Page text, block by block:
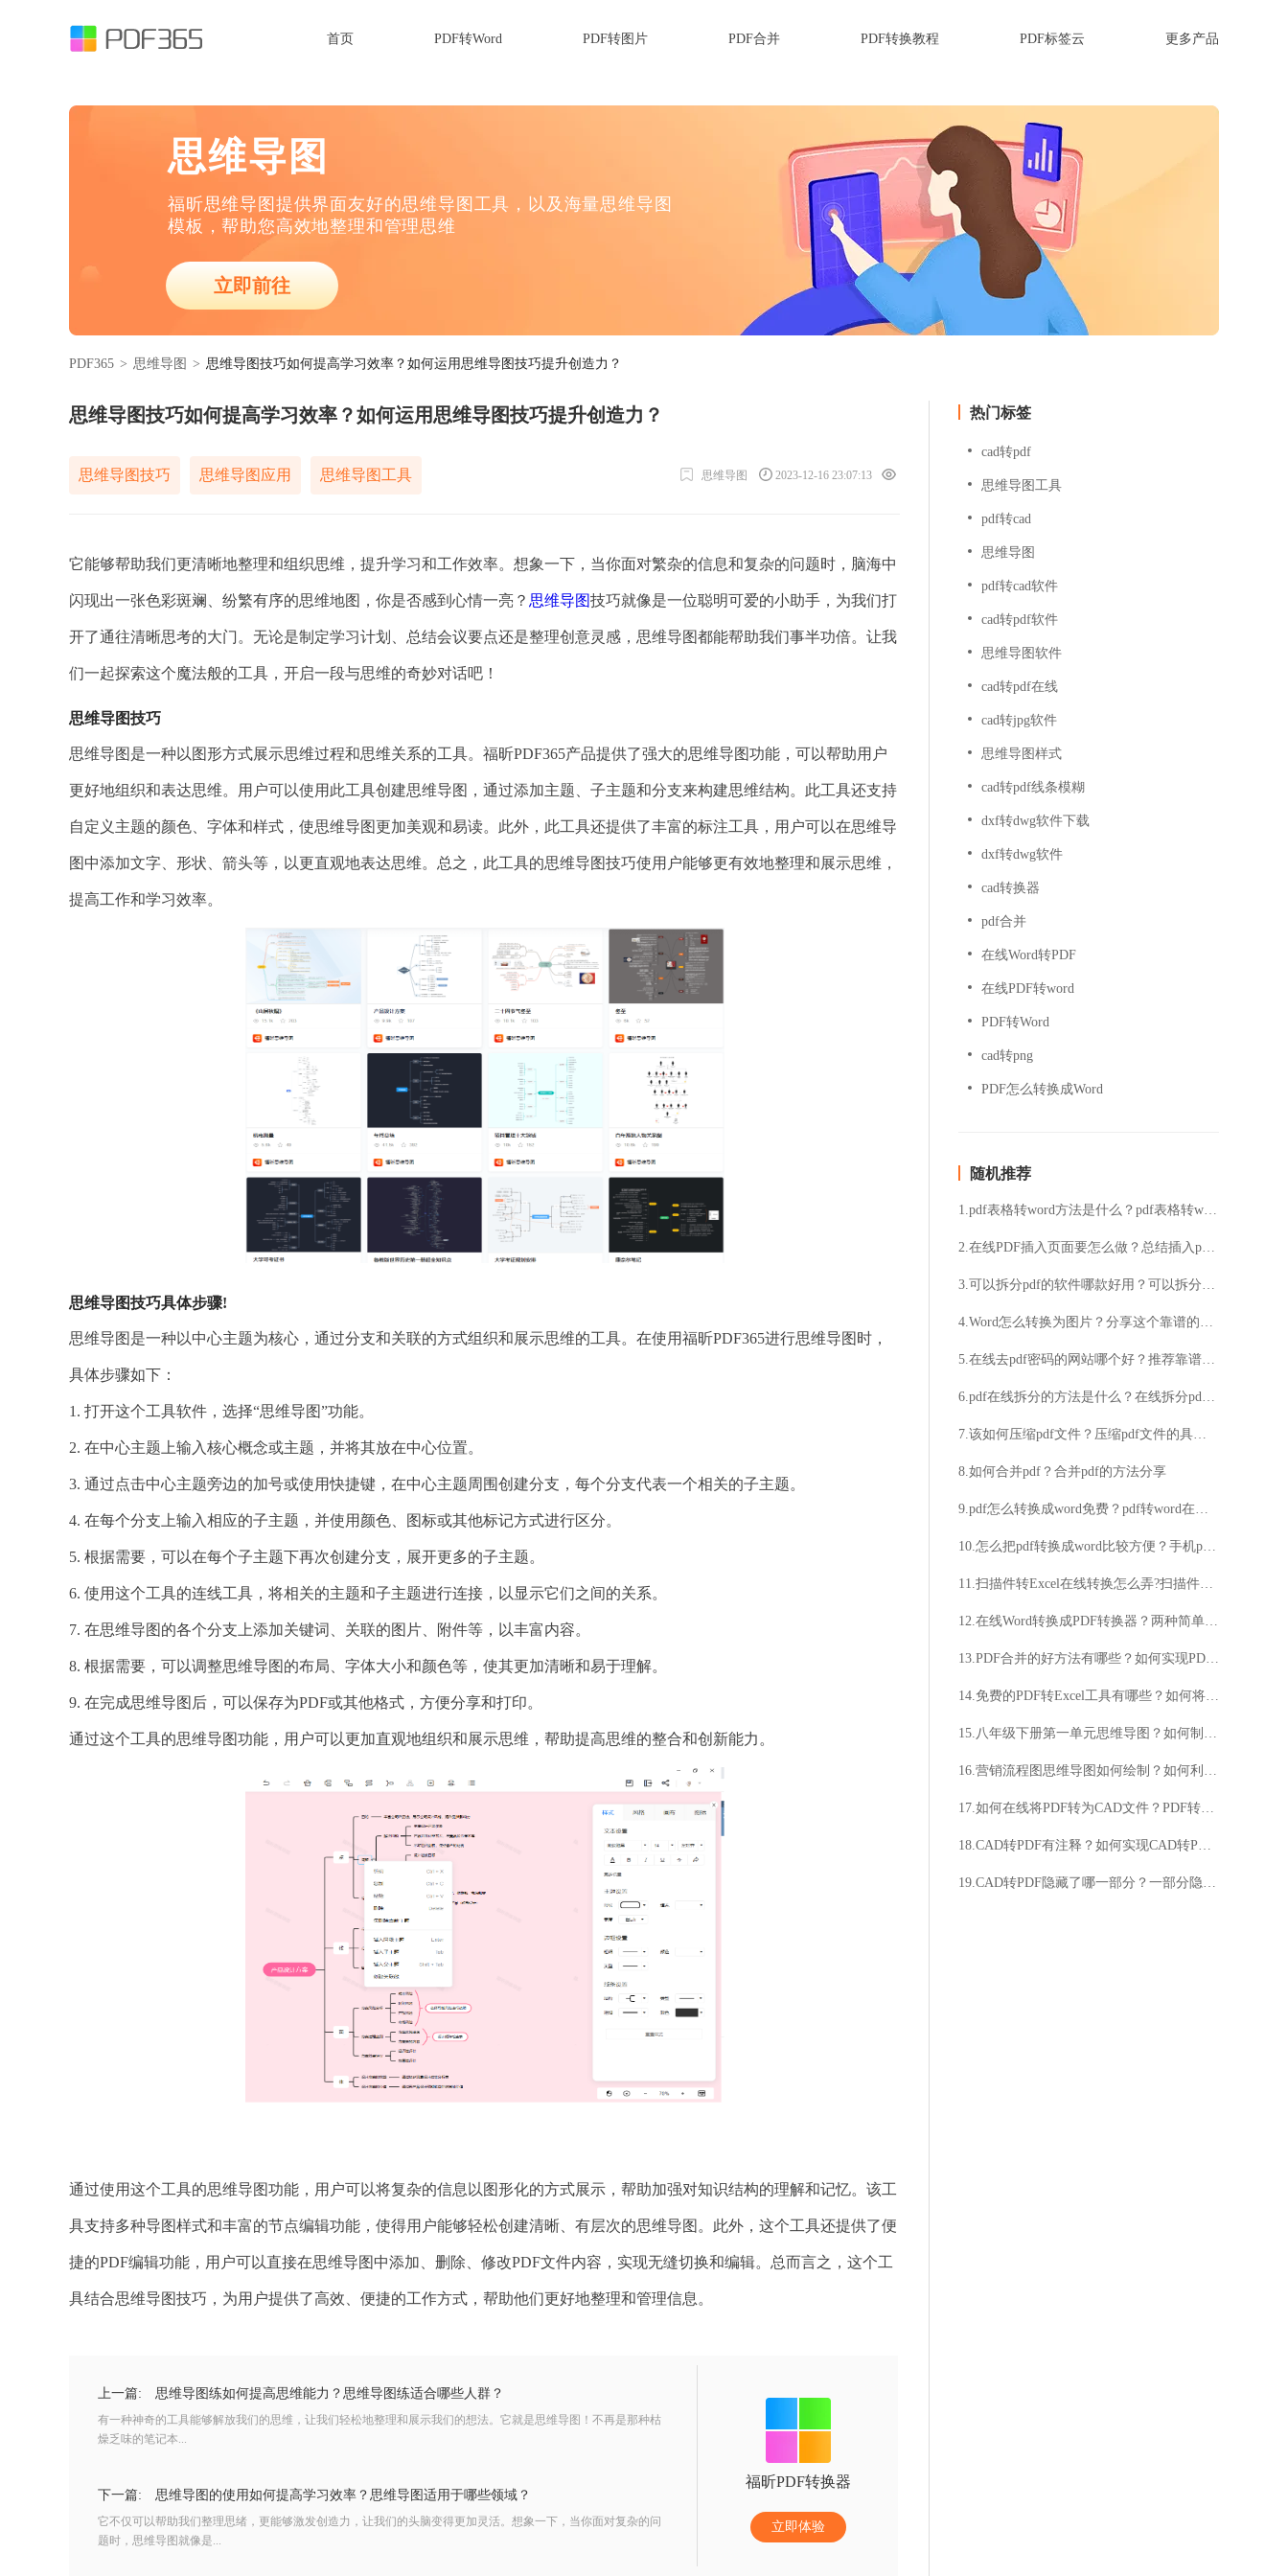
首页 PDF转Word PDF转图片 PDF合并 PDF转换教程 PDF标签云 更多产品
思维导图
福昕思维导图提供界面友好的思维导图工具，以及海量思维导图
模板，帮助您高效地整理和管理思维
立即前往
PDF365 > 思维导图 > 思维导图技巧如何提高学习效率？如何运用思维导图技巧提升创造力？
思维导图技巧如何提高学习效率？如何运用思维导图技巧提升创造力？
思维导图技巧 思维导图应用 思维导图工具 思维导图 2023-12-16 23:07:13
它能够帮助我们更清晰地整理和组织思维，提升学习和工作效率。想象一下，当你面对繁杂的信息和复杂的问题时，脑海中
闪现出一张色彩斑斓、纷繁有序的思维地图，你是否感到心情一亮？ 思维导图技巧就像是一位聪明可爱的小助手，为我们打
开了通往清晰思考的大门。无论是制定学习计划、总结会议要点还是整理创意灵感，思维导图都能帮助我们事半功倍。让我
们一起探索这个魔法般的工具，开启一段与思维的奇妙对话吧！
思维导图技巧
思维导图是一种以图形方式展示思维过程和思维关系的工具。福昕PDF365产品提供了强大的思维导图功能，可以帮助用户
更好地组织和表达思维。用户可以使用此工具创建思维导图，通过添加主题、子主题和分支来构建思维结构。此工具还支持
自定义主题的颜色、字体和样式，使思维导图更加美观和易读。此外，此工具还提供了丰富的标注工具，用户可以在思维导
图中添加文字、形状、箭头等，以更直观地表达思维。总之，此工具的思维导图技巧使用户能够更有效地整理和展示思维，
提高工作和学习效率。
思维导图技巧具体步骤!
思维导图是一种以中心主题为核心，通过分支和关联的方式组织和展示思维的工具。在使用福昕PDF365进行思维导图时，
具体步骤如下：
1. 打开这个工具软件，选择“思维导图”功能。
2. 在中心主题上输入核心概念或主题，并将其放在中心位置。
3. 通过点击中心主题旁边的加号或使用快捷键，在中心主题周围创建分支，每个分支代表一个相关的子主题。
4. 在每个分支上输入相应的子主题，并使用颜色、图标或其他标记方式进行区分。
5. 根据需要，可以在每个子主题下再次创建分支，展开更多的子主题。
6. 使用这个工具的连线工具，将相关的主题和子主题进行连接，以显示它们之间的关系。
7. 在思维导图的各个分支上添加关键词、关联的图片、附件等，以丰富内容。
8. 根据需要，可以调整思维导图的布局、字体大小和颜色等，使其更加清晰和易于理解。
9. 在完成思维导图后，可以保存为PDF或其他格式，方便分享和打印。
通过这个工具的思维导图功能，用户可以更加直观地组织和展示思维，帮助提高思维的整合和创新能力。
通过使用这个工具的思维导图功能，用户可以将复杂的信息以图形化的方式展示，帮助加强对知识结构的理解和记忆。该工
具支持多种导图样式和丰富的节点编辑功能，使得用户能够轻松创建清晰、有层次的思维导图。此外，这个工具还提供了便
捷的PDF编辑功能，用户可以直接在思维导图中添加、删除、修改PDF文件内容，实现无缝切换和编辑。总而言之，这个工
具结合思维导图技巧，为用户提供了高效、便捷的工作方式，帮助他们更好地整理和管理信息。
上一篇: 思维导图练如何提高思维能力？思维导图练适合哪些人群？
有一种神奇的工具能够解放我们的思维，让我们轻松地整理和展示我们的想法。它就是思维导图！不再是那种枯
燥乏味的笔记本...
下一篇: 思维导图的使用如何提高学习效率？思维导图适用于哪些领域？
它不仅可以帮助我们整理思绪，更能够激发创造力，让我们的头脑变得更加灵活。想象一下，当你面对复杂的问
题时，思维导图就像是...
福昕PDF转换器
立即体验
热门标签
cad转pdf
思维导图工具
pdf转cad
思维导图
pdf转cad软件
cad转pdf软件
思维导图软件
cad转pdf在线
cad转jpg软件
思维导图样式
cad转pdf线条模糊
dxf转dwg软件下载
dxf转dwg软件
cad转换器
pdf合并
在线Word转PDF
在线PDF转word
PDF转Word
cad转png
PDF怎么转换成Word
随机推荐
1.pdf表格转word方法是什么？pdf表格转word教程
2.在线PDF插入页面要怎么做？总结插入pdf页面小技巧
3.可以拆分pdf的软件哪款好用？可以拆分pdf的软件介绍
4.Word怎么转换为图片？分享这个靠谱的转换方法
5.在线去pdf密码的网站哪个好？推荐靠谱的在线去pdf密码平台
6.pdf在线拆分的方法是什么？在线拆分pdf文件的具体步骤
7.该如何压缩pdf文件？压缩pdf文件的具体方法
8.如何合并pdf？合并pdf的方法分享
9.pdf怎么转换成word免费？pdf转word在线免费工具推荐
10.怎么把pdf转换成word比较方便？手机pdf转换成word方法分享
11.扫描件转Excel在线转换怎么弄?扫描件转Excel在线转换方法
12.在线Word转换成PDF转换器？两种简单方法分享
13.PDF合并的好方法有哪些？如何实现PDF合并的好方法？
14.免费的PDF转Excel工具有哪些？如何将PDF格式免费转换为Excel表格？
15.八年级下册第一单元思维导图？如何制作思维导图？
16.营销流程图思维导图如何绘制？如何利用营销流程图思维导图提升效率？
17.如何在线将PDF转为CAD文件？PDF转CAD文件的方法是什么？
18.CAD转PDF有注释？如何实现CAD转PDF并保留注释？
19.CAD转PDF隐藏了哪一部分？一部分隐藏了什么？